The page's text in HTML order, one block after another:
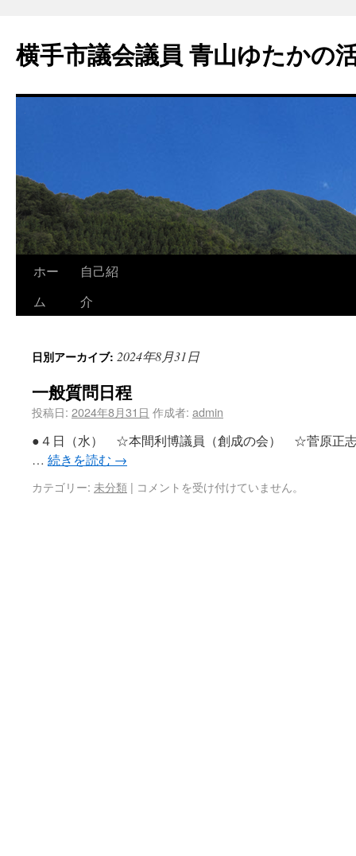
横手市議会議員 青山ゆたかの
ホー
ム
自己紹
介
日別アーカイブ: 2024年8月31日
一般質問日程
投稿日: 2024年8月31日 作成者: admin
●４日（水） ☆本間利博議員（創成の会） ☆菅原正
… 続きを読む →
カテゴリー: 未分類 | コメントを受け付けていません。